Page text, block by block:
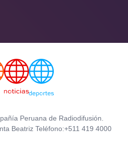
Peruana de Radiodifusión.
Beatriz Teléfono:+511 419 4000